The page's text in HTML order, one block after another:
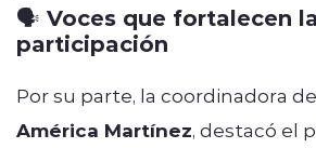
🗣️ Voces que fortalecen
participación
Por su parte, la coordinadora de
América Martínez, destacó el